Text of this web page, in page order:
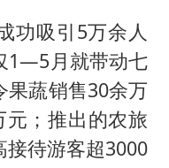
功吸引5万余人
1—5月就带动七
果蔬销售30余万
；推出的农旅
接待游客超3000